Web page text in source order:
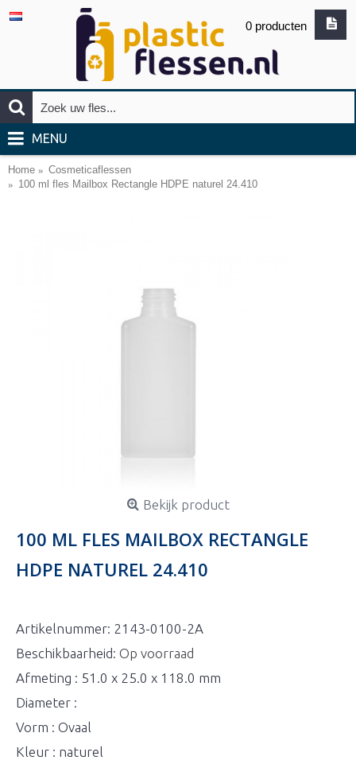
0 producten
MENU
Home
Cosmeticaflessen
100 ml fles Mailbox Rectangle HDPE naturel 24.410
Bekijk product
100 ML FLES MAILBOX RECTANGLE
HDPE NATUREL 24.410
Artikelnummer: 2143-0100-2A
Beschikbaarheid: Op voorraad
Afmeting : 51.0 x 25.0 x 118.0 mm
Diameter :
Vorm : Ovaal
Kleur : naturel